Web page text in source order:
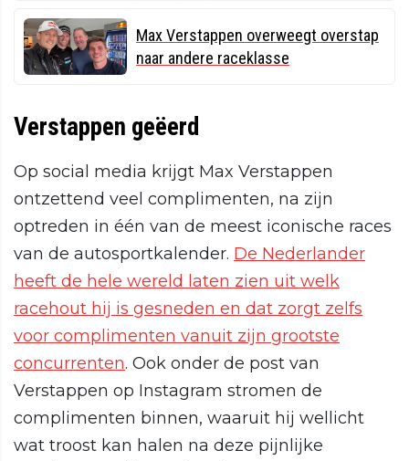
Max Verstappen overweegt overstap
naar andere raceklasse
Verstappen geëerd
Op social media krijgt Max Verstappen
ontzettend veel complimenten, na zijn
optreden in één van de meest iconische races
van de autosportkalender. De Nederlander
heeft de hele wereld laten zien uit welk
racehout hij is gesneden en dat zorgt zelfs
voor complimenten vanuit zijn grootste
concurrenten. Ook onder de post van
Verstappen op Instagram stromen de
complimenten binnen, waaruit hij wellicht
wat troost kan halen na deze pijnlijke